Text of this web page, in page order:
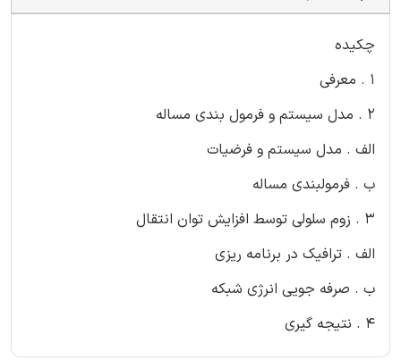
چکیده
1 . معرفی
2 . مدل سیستم و فرمول بندی مساله
الف . مدل سیستم و فرضیات
ب . فرمولبندی مساله
3 . زوم سلولی توسط افزایش توان انتقال
الف . ترافیک در برنامه ریزی
ب . صرفه جویی انرژی شبکه
4 . نتیجه گیری